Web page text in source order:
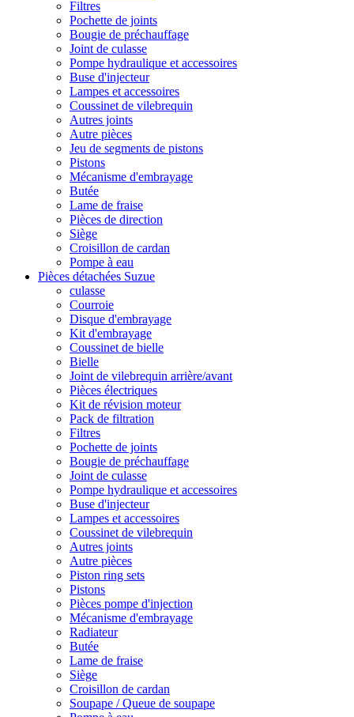
Filtres
Pochette de joints
Bougie de préchauffage
Joint de culasse
Pompe hydraulique et accessoires
Buse d'injecteur
Lampes et accessoires
Coussinet de vilebrequin
Autres joints
Autre pièces
Jeu de segments de pistons
Pistons
Mécanisme d'embrayage
Butée
Lame de fraise
Pièces de direction
Siège
Croisillon de cardan
Pompe à eau
Pièces détachées Suzue
culasse
Courroie
Disque d'embrayage
Kit d'embrayage
Coussinet de bielle
Bielle
Joint de vilebrequin arrière/avant
Pièces électriques
Kit de révision moteur
Pack de filtration
Filtres
Pochette de joints
Bougie de préchauffage
Joint de culasse
Pompe hydraulique et accessoires
Buse d'injecteur
Lampes et accessoires
Coussinet de vilebrequin
Autres joints
Autre pièces
Piston ring sets
Pistons
Pièces pompe d'injection
Mécanisme d'embrayage
Radiateur
Butée
Lame de fraise
Siège
Croisillon de cardan
Soupape / Queue de soupape